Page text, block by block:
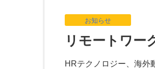
お知らせ
リモートワー
HRテクノロジー、海外